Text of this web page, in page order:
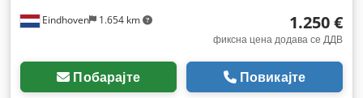
Eindhoven 1.654 km 1.250 €
фиксна цена додава се ДДВ
Побарајте Повикајте